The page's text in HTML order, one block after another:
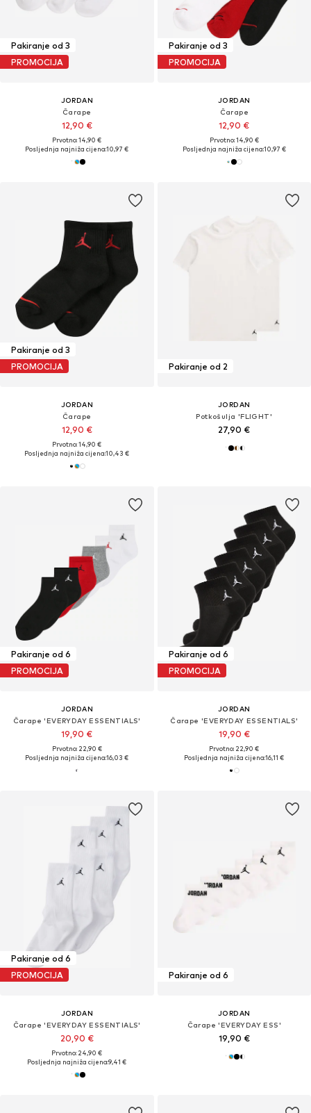
Pakiranje od 3
PROMOCIJA
JORDAN
Čarape
12,90 €
Prvotno: 14,90 €
Posljednja najniža cijena:10,97 €
Pakiranje od 3
PROMOCIJA
JORDAN
Čarape
12,90 €
Prvotno: 14,90 €
Posljednja najniža cijena:10,97 €
Pakiranje od 3
PROMOCIJA
JORDAN
Čarape
12,90 €
Prvotno: 14,90 €
Posljednja najniža cijena:10,43 €
Pakiranje od 2
JORDAN
Potkošulja 'FLIGHT'
27,90 €
Pakiranje od 6
PROMOCIJA
JORDAN
Čarape 'EVERYDAY ESSENTIALS'
19,90 €
Prvotno: 22,90 €
Posljednja najniža cijena:16,03 €
Pakiranje od 6
PROMOCIJA
JORDAN
Čarape 'EVERYDAY ESSENTIALS'
19,90 €
Prvotno: 22,90 €
Posljednja najniža cijena:16,11 €
Pakiranje od 6
PROMOCIJA
JORDAN
Čarape 'EVERYDAY ESSENTIALS'
20,90 €
Prvotno: 24,90 €
Posljednja najniža cijena:9,41 €
Pakiranje od 6
JORDAN
Čarape 'EVERYDAY ESS'
19,90 €